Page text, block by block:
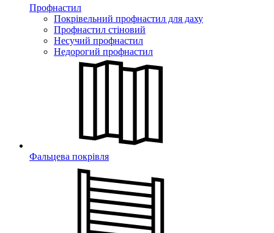
Профнастил
Покрівельний профнастил для даху
Профнастил стіновий
Несучий профнастил
Недорогий профнастил
Фальцева покрівля